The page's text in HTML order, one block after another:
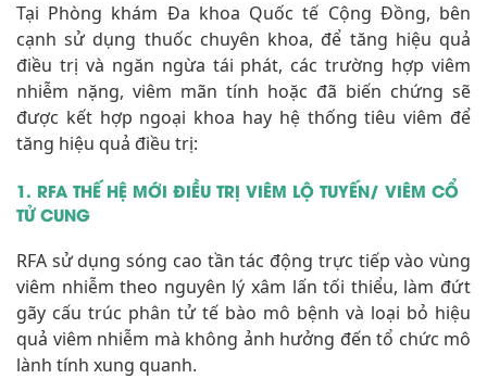
Tại Phòng khám Đa khoa Quốc tế Cộng Đồng, bên
cạnh sử dụng thuốc chuyên khoa, để tăng hiệu quả
điều trị và ngăn ngừa tái phát, các trường hợp viêm
nhiễm nặng, viêm mãn tính hoặc đã biến chứng sẽ
được kết hợp ngoại khoa hay hệ thống tiêu viêm để
tăng hiệu quả điều trị:
1. RFA THẾ HỆ MỚI ĐIỀU TRỊ VIÊM LỘ TUYẾN/ VIÊM CỔ
TỬ CUNG
RFA sử dụng sóng cao tần tác động trực tiếp vào vùng
viêm nhiễm theo nguyên lý xâm lấn tối thiểu, làm đứt
gãy cấu trúc phân tử tế bào mô bệnh và loại bỏ hiệu
quả viêm nhiễm mà không ảnh hưởng đến tổ chức mô
lành tính xung quanh.